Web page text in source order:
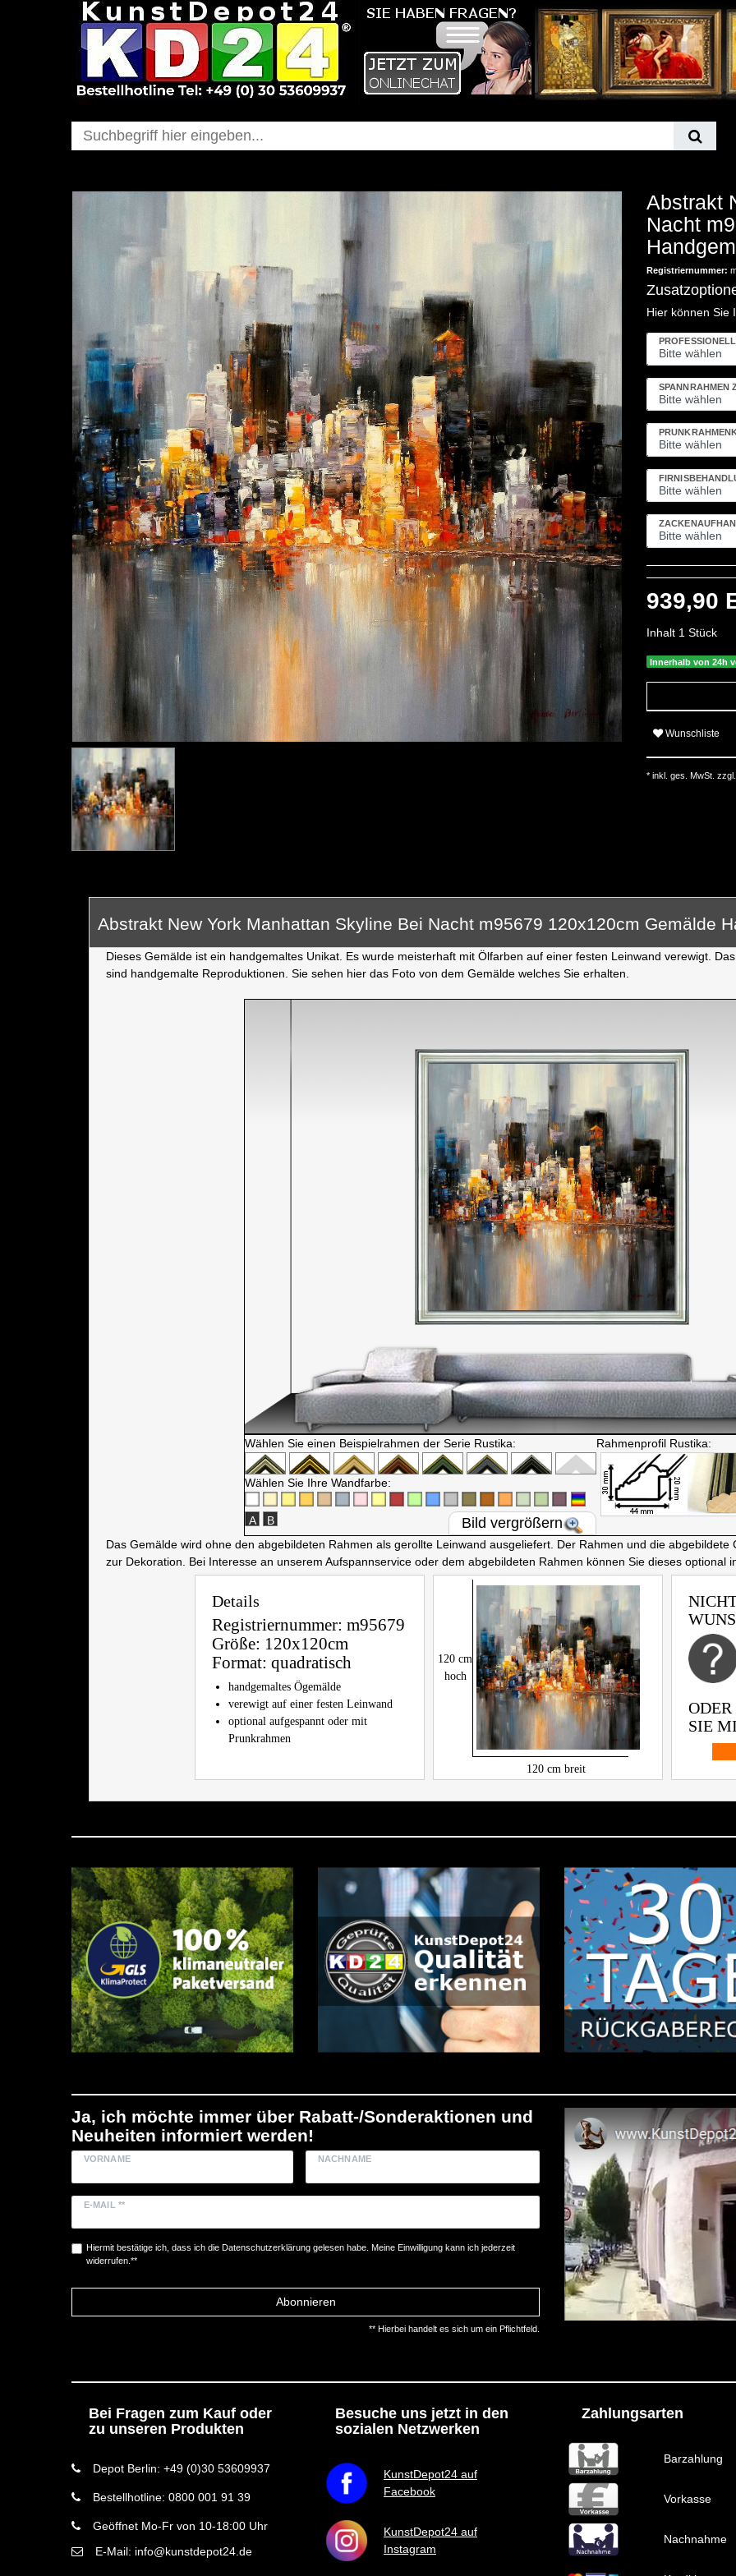
Abstrakt
Nacht
Registriernummer:
Hier können Sie
SPANNRAHMEN
939,90
Inhalt 1 Stück
Innerhalb von 24h
Wunschliste
* inkl. ges. MwSt. zzgl.
Abstrakt New York Manhattan Skyline Bei Nacht m95679 120x120cm Gemälde
Dieses Gemälde ist ein handgemaltes Unikat. Es wurde meisterhaft mit Ölfarben auf einer festen Leinwand verewigt.
sind handgemalte Reproduktionen. Sie sehen hier das Foto von dem Gemälde welches Sie erhalten.
Wählen Sie einen Beispielrahmen der Serie Rustika: Rahmenprofil Rustika:
Wählen Sie Ihre Wandfarbe:
A B Bild vergrößern
Das Gemälde wird ohne den abgebildeten Rahmen als gerollte Leinwand ausgeliefert. Der Rahmen und die
zur Dekoration. Bei Interesse an unserem Aufspannservice oder dem abgebildeten Rahmen können Sie dieses optional
Details
Registriernummer: m95679
Größe: 120x120cm
Format: quadratisch
handgemaltes Ögemälde
verewigt auf einer festen Leinwand
optional aufgespannt oder mit
Prunkrahmen
120 cm
hoch
120 cm breit
SIE
Ja, ich möchte immer über Rabatt-/Sonderaktionen und
Neuheiten informiert werden!
VORNAME NACHNAME
E-MAIL **
Hiermit bestätige ich, dass ich die Daten­schutz­erklärunggelesen habe. Meine Einwilligung kann ich jederzeit
widerrufen.**
Abonnieren
** Hierbei handelt es sich um ein Pflichtfeld.
Bei Fragen zum Kauf oder
zu unseren Produkten
Depot Berlin: +49 (0)30 53609937
Bestellhotline: 0800 001 91 39
Geöffnet Mo-Fr von 10-18:00 Uhr
E-Mail: info@kunstdepot24.de
Besuche uns jetzt in den
sozialen Netzwerken
KunstDepot24 auf
Facebook
KunstDepot24 auf
Instagram
Zahlungsarten
Barzahlung
Vorkasse
Nachnahme